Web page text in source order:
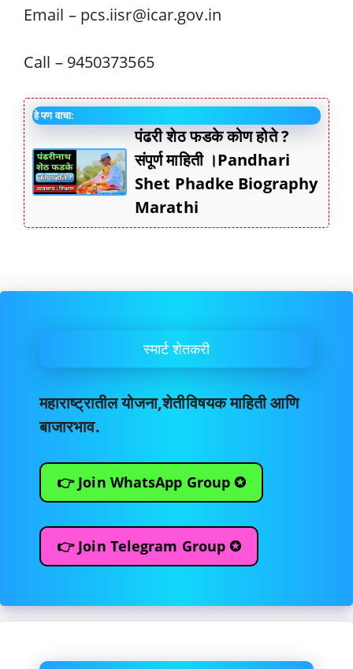
Email – pcs.iisr@icar.gov.in
Call – 9450373565
हे पण वाचा:
पंढरी शेठ फडके कोण होते ?
संपूर्ण माहिती ।Pandhari
Shet Phadke Biography
Marathi
स्मार्ट शेतकरी
महाराष्ट्रातील योजना,शेतीविषयक माहिती आणि
बाजारभाव.
👉 Join WhatsApp Group ✪
👉 Join Telegram Group ✪